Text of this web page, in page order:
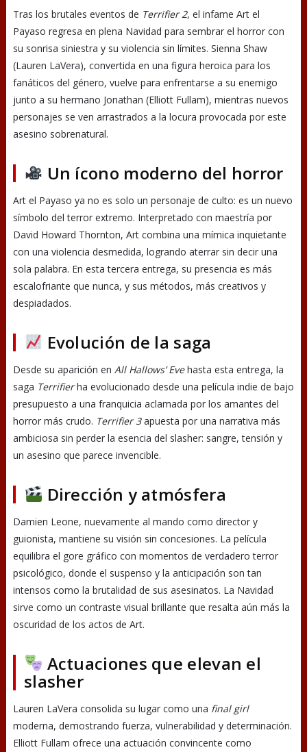
Tras los brutales eventos de Terrifier 2, el infame Art el
Payaso regresa en plena Navidad para sembrar el horror con
su sonrisa siniestra y su violencia sin límites. Sienna Shaw
(Lauren LaVera), convertida en una figura heroica para los
fanáticos del género, vuelve para enfrentarse a su enemigo
junto a su hermano Jonathan (Elliott Fullam), mientras nuevos
personajes se ven arrastrados a la locura provocada por este
asesino sobrenatural.
Un ícono moderno del horror
Art el Payaso ya no es solo un personaje de culto: es un nuevo
símbolo del terror extremo. Interpretado con maestría por
David Howard Thornton, Art combina una mímica inquietante
con una violencia desmedida, logrando aterrar sin decir una
sola palabra. En esta tercera entrega, su presencia es más
escalofriante que nunca, y sus métodos, más creativos y
despiadados.
Evolución de la saga
Desde su aparición en All Hallows’ Evehasta esta entrega, la
saga Terrifierha evolucionado desde una película indie de bajo
presupuesto a una franquicia aclamada por los amantes del
horror más crudo. Terrifier 3apuesta por una narrativa más
ambiciosa sin perder la esencia del slasher: sangre, tensión y
un asesino que parece invencible.
Dirección y atmósfera
Damien Leone, nuevamente al mando como director y
guionista, mantiene su visión sin concesiones. La película
equilibra el gore gráfico con momentos de verdadero terror
psicológico, donde el suspenso y la anticipación son tan
intensos como la brutalidad de sus asesinatos. La Navidad
sirve como un contraste visual brillante que resalta aún más la
oscuridad de los actos de Art.
Actuaciones que elevan el
slasher
Lauren LaVera consolida su lugar como una final girl
moderna, demostrando fuerza, vulnerabilidad y determinación.
Elliott Fullam ofrece una actuación convincente como